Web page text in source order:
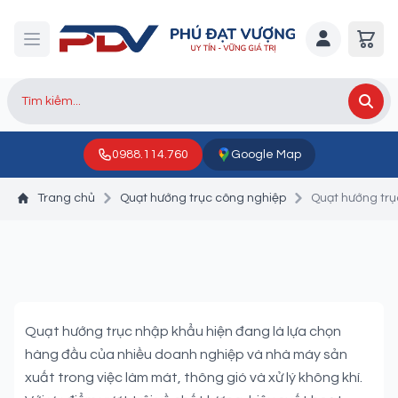
0988.114.760 Google Map
Trang chủ Quạt hướng trục công nghiệp Quạt hướng
Quạt hướng trục nhập khẩu hiện đang là lựa chọn
hàng đầu của nhiều doanh nghiệp và nhà máy sản
xuất trong việc làm mát, thông gió và xử lý không khí.